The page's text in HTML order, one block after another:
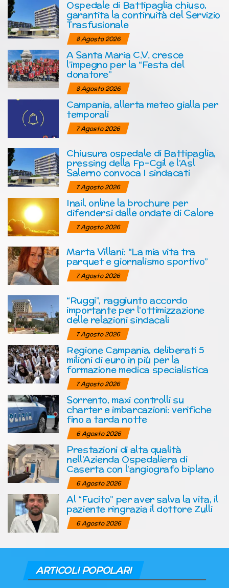
Ospedale di Battipaglia chiuso,
garantita la continuità del Servizio
Trasfusionale
8 Agosto 2026
A Santa Maria C.V. cresce
l’impegno per la “Festa del
donatore”
8 Agosto 2026
Campania, allerta meteo gialla per
temporali
7 Agosto 2026
Chiusura ospedale di Battipaglia,
pressing della Fp-Cgil e l’Asl
Salerno convoca I sindacati
7 Agosto 2026
Inail, online la brochure per
difendersi dalle ondate di Calore
7 Agosto 2026
Marta Villani: “La mia vita tra
parquet e giornalismo sportivo”
7 Agosto 2026
“Ruggi”, raggiunto accordo
importante per l’ottimizzazione
delle relazioni sindacali
7 Agosto 2026
Regione Campania, deliberati 5
milioni di euro in più per la
formazione medica specialistica
7 Agosto 2026
Sorrento, maxi controlli su
charter e imbarcazioni: verifiche
fino a tarda notte
6 Agosto 2026
Prestazioni di alta qualità
nell’Azienda Ospedaliera di
Caserta con l’angiografo biplano
6 Agosto 2026
Al “Fucito” per aver salva la vita, il
paziente ringrazia il dottore Zulli
6 Agosto 2026
ARTICOLI POPOLARI